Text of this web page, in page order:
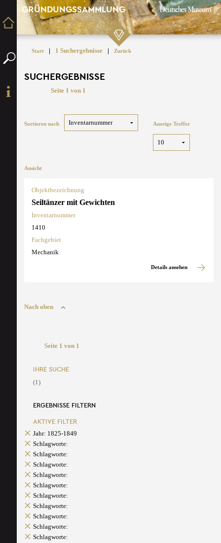
GRÜNDUNGSSAMMLUNG
Start | 1 Suchergebnisse | Zurück
SUCHERGEBNISSE
Seite 1 von 1
Sortieren nach Anzeige Treffer
Ansicht
Objektbezeichnung
Seiltänzer mit Gewichten
Inventarnummer
1410
Fachgebiet
Mechanik
Details ansehen
Nach oben
Seite 1 von 1
IHRE SUCHE
(1)
ERGEBNISSE FILTERN
AKTIVE FILTER
Jahr: 1825-1849
Schlagworte:
Schlagworte:
Schlagworte:
Schlagworte:
Schlagworte:
Schlagworte:
Schlagworte:
Schlagworte:
Schlagworte:
Schlagworte: